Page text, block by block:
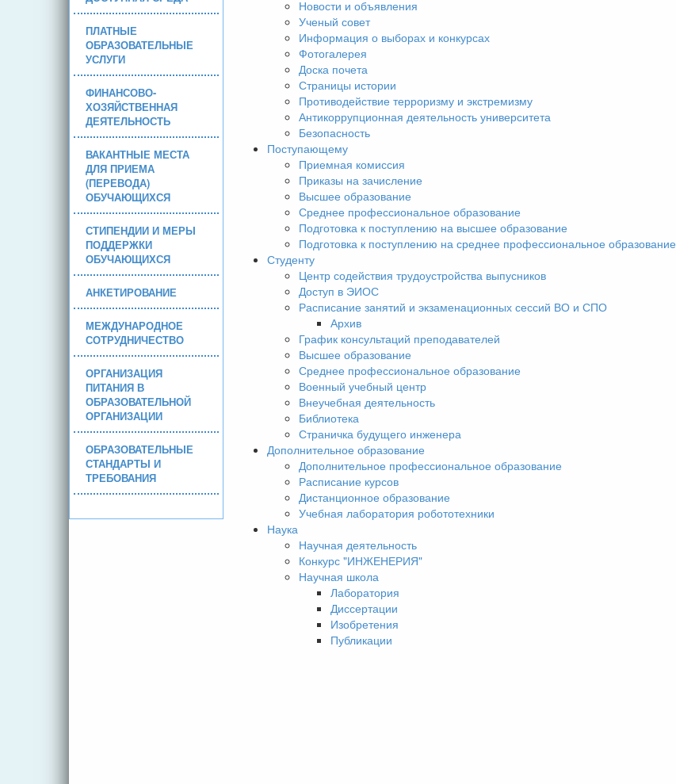
ПЛАТНЫЕ
ОБРАЗОВАТЕЛЬНЫЕ
УСЛУГИ
ФИНАНСОВО-
ХОЗЯЙСТВЕННАЯ
ДЕЯТЕЛЬНОСТЬ
ВАКАНТНЫЕ МЕСТА
ДЛЯ ПРИЕМА
(ПЕРЕВОДА)
ОБУЧАЮЩИХСЯ
СТИПЕНДИИ И МЕРЫ
ПОДДЕРЖКИ
ОБУЧАЮЩИХСЯ
АНКЕТИРОВАНИЕ
МЕЖДУНАРОДНОЕ
СОТРУДНИЧЕСТВО
ОРГАНИЗАЦИЯ
ПИТАНИЯ В
ОБРАЗОВАТЕЛЬНОЙ
ОРГАНИЗАЦИИ
ОБРАЗОВАТЕЛЬНЫЕ
СТАНДАРТЫ И
ТРЕБОВАНИЯ
Новости и объявления
Ученый совет
Информация о выборах и конкурсах
Фотогалерея
Доска почета
Страницы истории
Противодействие терроризму и экстремизму
Антикоррупционная деятельность университета
Безопасность
Поступающему
Приемная комиссия
Приказы на зачисление
Высшее образование
Среднее профессиональное образование
Подготовка к поступлению на высшее образование
Подготовка к поступлению на среднее профессиональное образование
Студенту
Центр содействия трудоустройства выпусников
Доступ в ЭИОС
Расписание занятий и экзаменационных сессий ВО и СПО
Архив
График консультаций преподавателей
Высшее образование
Среднее профессиональное образование
Военный учебный центр
Внеучебная деятельность
Библиотека
Страничка будущего инженера
Дополнительное образование
Дополнительное профессиональное образование
Расписание курсов
Дистанционное образование
Учебная лаборатория робототехники
Наука
Научная деятельность
Конкурс "ИНЖЕНЕРИЯ"
Научная школа
Лаборатория
Диссертации
Изобретения
Публикации